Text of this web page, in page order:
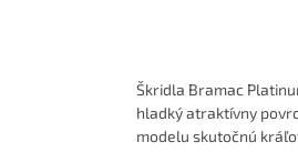
Škridla Bramac
hladký atraktívny
modelu skutočnú